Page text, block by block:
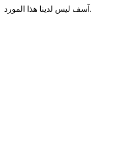
آسف ليس لدينا هذا المورد.